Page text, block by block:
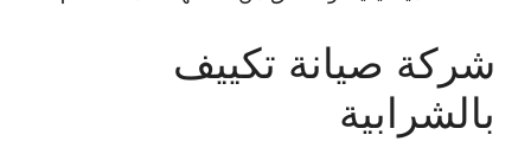
شركة صيانة تكييف
بالشرابية